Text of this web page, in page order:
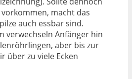
macht das
auch essbar sind.
verwechseln Anfänger hin
aber bis zur
über zu viele Ecken